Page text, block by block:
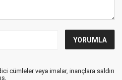
cümleler veya imalar, inançlara saldırı